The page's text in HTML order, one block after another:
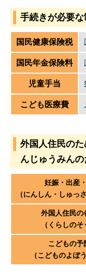
手続きが必要
国民健康保険税
国民年金保険料
児童手当
こども医療費
外国人住民の
んじゅうみん
妊娠・出産
（にんしん・しゅっ
外国人住民の
（くらしのそ
こどもの予
（こどものよぼ